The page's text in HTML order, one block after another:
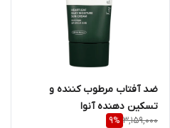
ضد آفتاب مرطوب کننده و
تسکین دهنده آنوا
3,159,000
9%